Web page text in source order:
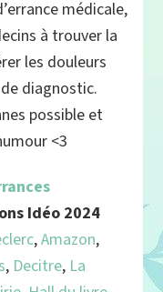
médicale,
à trouver la
les douleurs
de diagnostic.
possible et
<3
Idéo 2024
,Amazon,
, Decitre, La